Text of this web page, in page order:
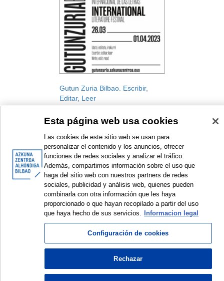
Gutun Zuria Bilbao. Escribir,
Editar, Leer
Internacional de las Letras
2023
< Elementos mostrados: 1 a 1 de 1 >
© Azkuna Zentroa - Alhóndiga Bilbao
Esta página web usa cookies
Las cookies de este sitio web se usan para
personalizar el contenido y los anuncios, ofrecer
funciones de redes sociales y analizar el tráfico.
Además, compartimos información sobre el uso que
haga del sitio web con nuestros partners de redes
sociales, publicidad y análisis web, quienes pueden
combinarla con otra información que les haya
proporcionado o que hayan recopilado a partir del uso
que haya hecho de sus servicios.
Informacion legal
Configuración de cookies
Rechazar